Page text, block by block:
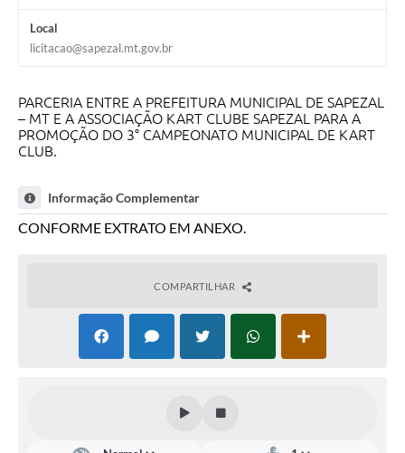
Local
licitacao@sapezal.mt.gov.br
PARCERIA ENTRE A PREFEITURA MUNICIPAL DE SAPEZAL
– MT E A ASSOCIAÇÃO KART CLUBE SAPEZAL PARA A
PROMOÇÃO DO 3° CAMPEONATO MUNICIPAL DE KART
CLUB.
Informação Complementar
CONFORME EXTRATO EM ANEXO.
COMPARTILHAR